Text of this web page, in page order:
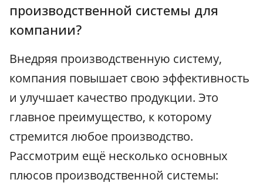
производственной системы для
компании?
Внедряя производственную систему,
компания повышает свою эффективность
и улучшает качество продукции. Это
главное преимущество, к которому
стремится любое производство.
Рассмотрим ещё несколько основных
плюсов производственной системы: